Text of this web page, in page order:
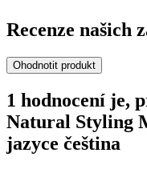
Recenze našich
Ohodnotit produkt
1 hodnocení je,
Natural Styling
jazyce čeština